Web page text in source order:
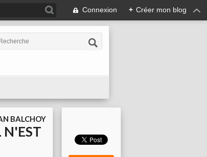
Connexion + Créer mon blog
BALCHOY
N'EST